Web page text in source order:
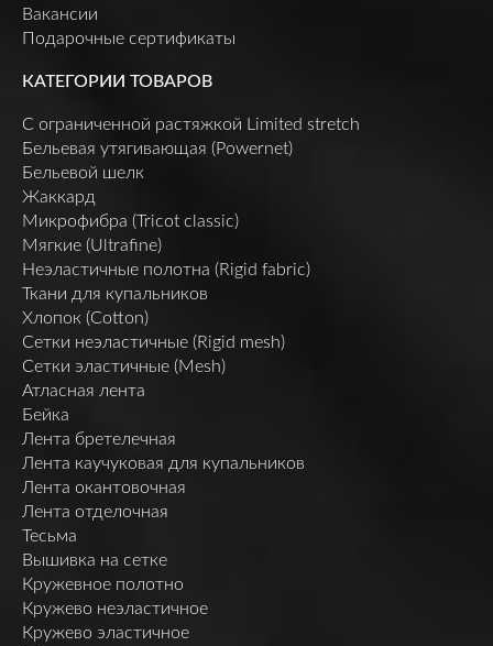
Вакансии
Подарочные сертификаты
КАТЕГОРИИ ТОВАРОВ
C ограниченной растяжкой Limited stretch
Бельевая утягивающая (Powernet)
Бельевой шелк
Жаккард
Микрофибра (Tricot classic)
Мягкие (Ultrafine)
Неэластичные полотна (Rigid fabric)
Ткани для купальников
Хлопок (Cotton)
Сетки неэластичные (Rigid mesh)
Сетки эластичные (Mesh)
Атласная лента
Бейка
Лента бретелечная
Лента каучуковая для купальников
Лента окантовочная
Лента отделочная
Тесьма
Вышивка на сетке
Кружевное полотно
Кружево неэластичное
Кружево эластичное